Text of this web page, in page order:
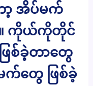
ာ့ အိပ်မက်
။ ကိုယ်ကိုတိုင်
ြစ်ခဲ့တာတွေ
တွေ ဖြစ်ခဲ့